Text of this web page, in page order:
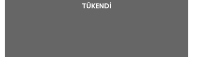
TÜKENDİ